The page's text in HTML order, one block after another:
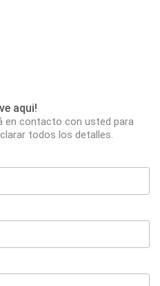
aqui!
en contacto con usted para
todos los detalles.